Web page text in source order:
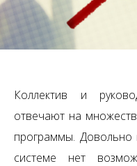
Коллектив и
отвечают на
программы. Довольно
системе нет